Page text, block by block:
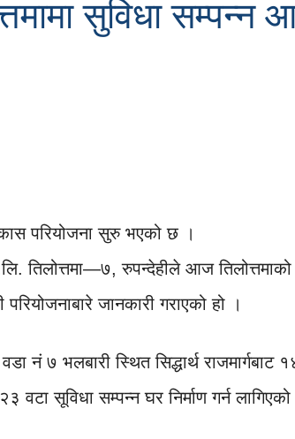
सुविधा
परियोजना सुरु भएको छ ।
तिलोत्तमा—७, रुपन्देहीले आज तिलोत्तमाको
जानकारी गराएको हो ।
नं ७ भलबारी स्थित सिद्धार्थ राजमार्गबाट
सूविधा सम्पन्न घर निर्माण गर्न लागिएको